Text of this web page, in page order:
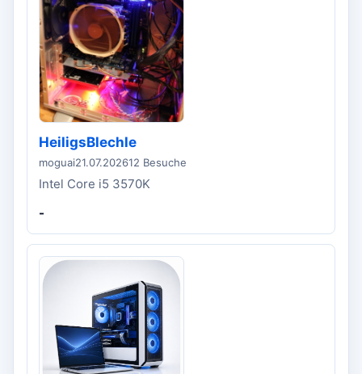
HeiligsBlechle
moguai21.07.202612 Besuche
Intel Core i5 3570K
-